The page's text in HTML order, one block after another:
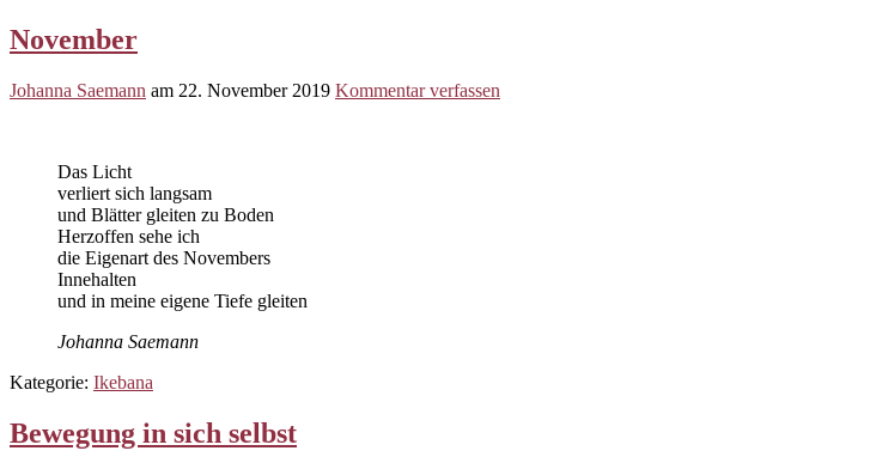
November
Johanna Saemann am 22. November 2019 Kommentar verfassen
Das Licht
verliert sich langsam
und Blätter gleiten zu Boden
Herzoffen sehe ich
die Eigenart des Novembers
Innehalten
und in meine eigene Tiefe gleiten
Johanna Saemann
Kategorie: Ikebana
Bewegung in sich selbst